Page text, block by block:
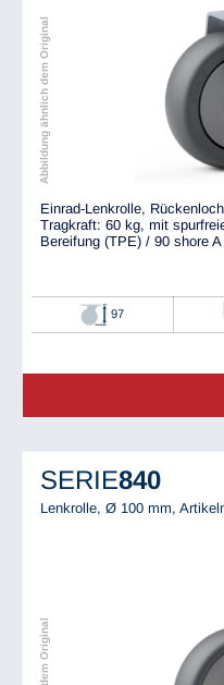
Abbildung ähnlich dem Original
Einrad-Lenkrolle,
Tragkraft: 60 kg, mit
Bereifung (TPE) / 90 shore A
97
SERIE840
Lenkrolle, Ø 100 mm,